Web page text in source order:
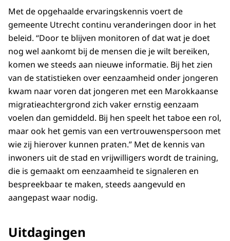
Met de opgehaalde ervaringskennis voert de
gemeente Utrecht continu veranderingen door in het
beleid. “Door te blijven monitoren of dat wat je doet
nog wel aankomt bij de mensen die je wilt bereiken,
komen we steeds aan nieuwe informatie. Bij het zien
van de statistieken over eenzaamheid onder jongeren
kwam naar voren dat jongeren met een Marokkaanse
migratieachtergrond zich vaker ernstig eenzaam
voelen dan gemiddeld. Bij hen speelt het taboe een rol,
maar ook het gemis van een vertrouwenspersoon met
wie zij hierover kunnen praten.” Met de kennis van
inwoners uit de stad en vrijwilligers wordt de training,
die is gemaakt om eenzaamheid te signaleren en
bespreekbaar te maken, steeds aangevuld en
aangepast waar nodig.
Uitdagingen